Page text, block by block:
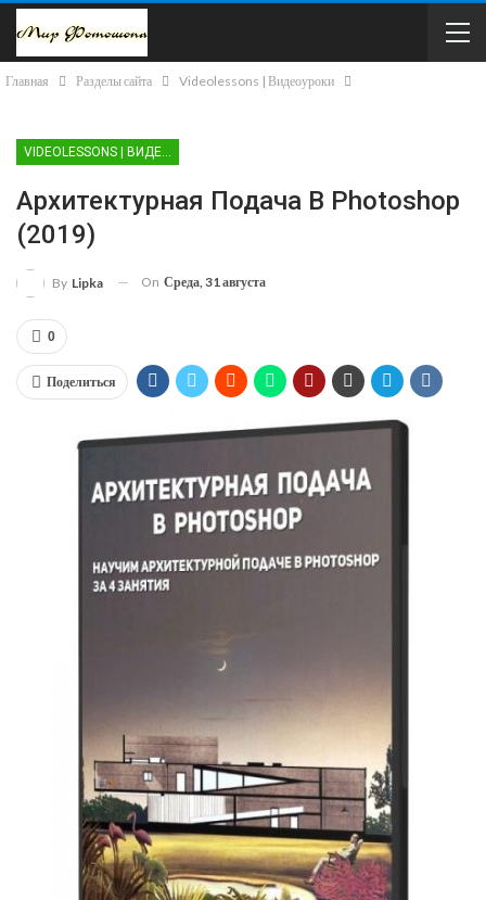
Главная Разделы сайта Videolessons | Видеоуроки
Архитектурная Подача В Photoshop
(2019)
By Lipka On Среда, 31 августа
0
Поделиться